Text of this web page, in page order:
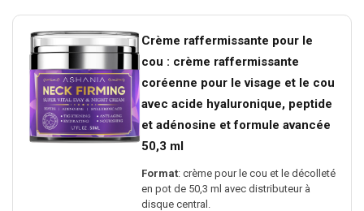
Crème raffermissante pour le
cou : crème raffermissante
coréenne pour le visage et le cou
avec acide hyaluronique, peptide
et adénosine et formule avancée
50,3 ml
Format: crème pour le cou et le décolleté
en pot de 50,3 ml avec distributeur à
disque central.